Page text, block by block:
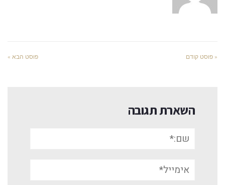
« פוסט קודם פוסט הבא »
השארת תגובה
אימייל*